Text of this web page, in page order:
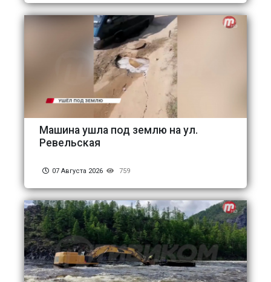
Машина ушла под землю на ул.
Ревельская
07 Августа 2026 759